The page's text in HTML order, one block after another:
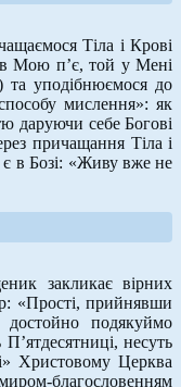
Тіла і Крові
Мою п’є, той у Мені
уподібнюємося до
мислення»: як
даруючи себе Богові
причащання Тіла і
в Бозі: «Живу вже не
закликає вірних
«Прості, прийнявши
подякуймо
несуть
Христовому Церква
благословенням